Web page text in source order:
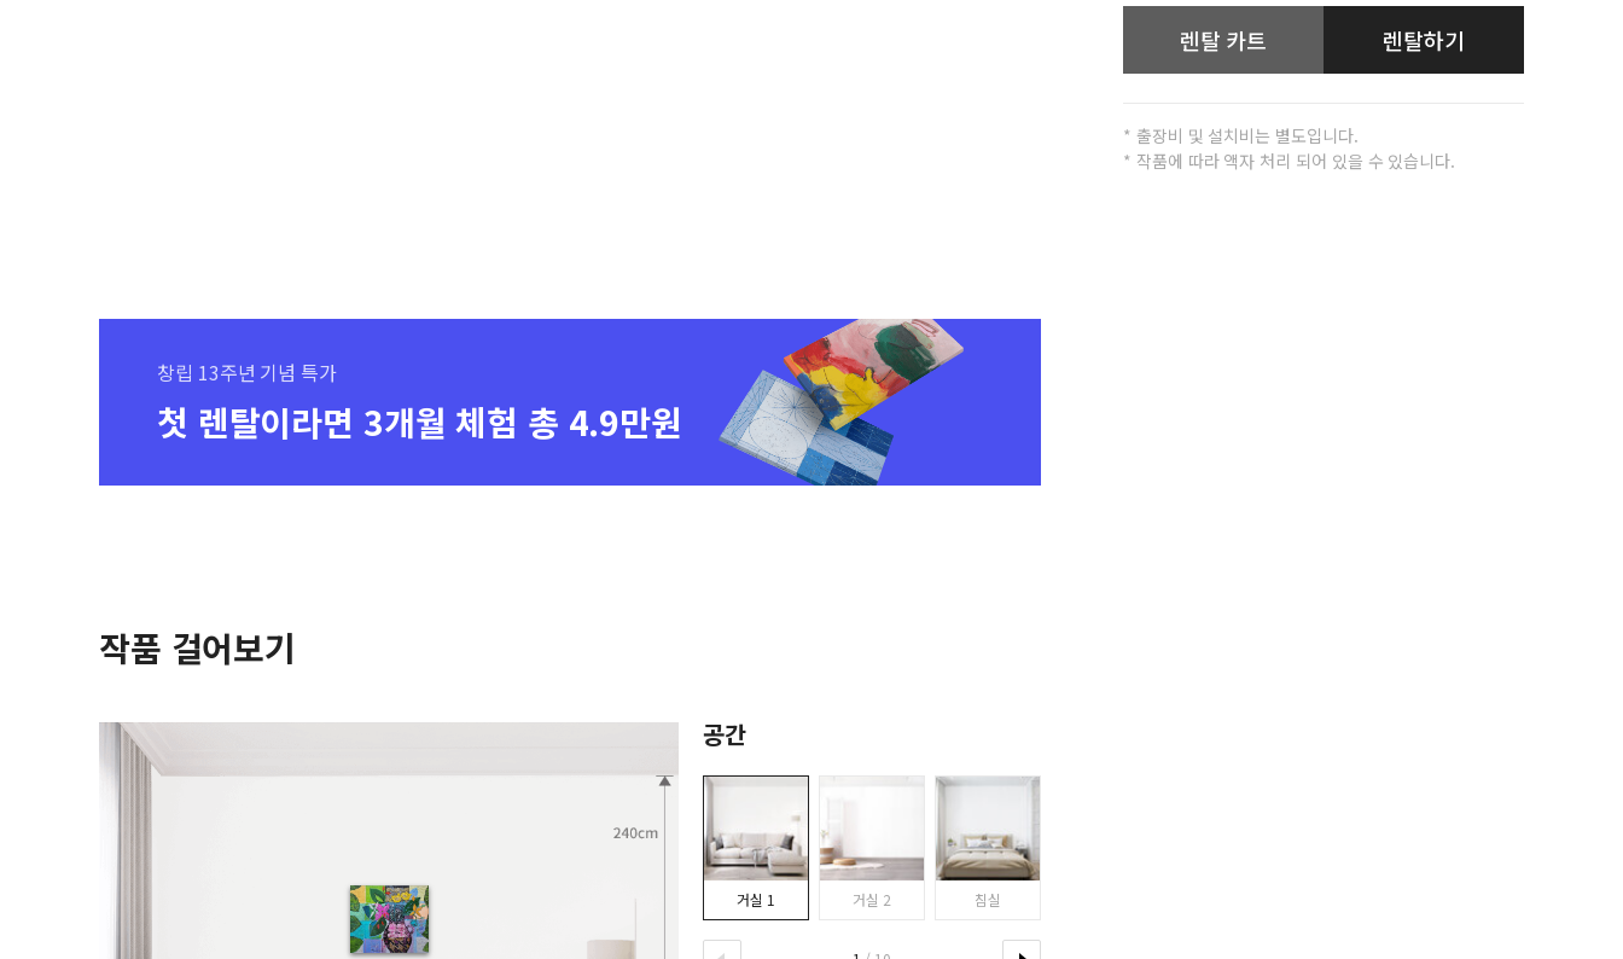
렌탈 카트 렌탈하기
* 출장비 및 설치비는 별도입니다.
* 작품에 따라 액자 처리 되어 있을 수 있습니다.
창립 13주년 기념 특가
첫 렌탈이라면 3개월 체험 총 4.9만원
작품 걸어보기
공간
거실 1 거실 2 침실